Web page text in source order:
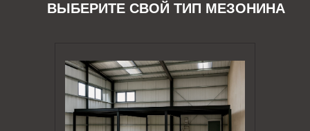
ВЫБЕРИТЕ СВОЙ ТИП МЕЗОНИНА